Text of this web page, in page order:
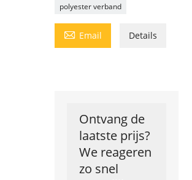
polyester verband
 Email Details
Ontvang de
laatste prijs?
We reageren
zo snel